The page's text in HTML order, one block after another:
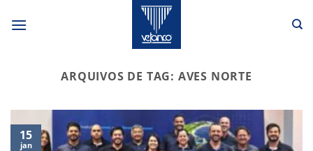
ARQUIVOS DE TAG: AVES NORTE
15
jan